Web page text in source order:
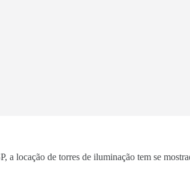
locação de torres de iluminação tem se